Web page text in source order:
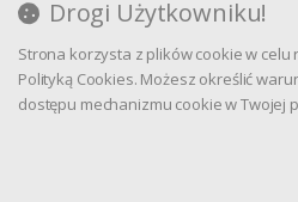
Drogi Użytkowniku!
Strona korzysta z plików cookie w celu
Polityką Cookies. Możesz określić
dostępu mechanizmu cookie w Twojej
Regulamin
Reklamacja
Oprogramowanie sklepu